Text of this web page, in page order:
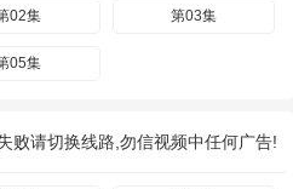
02集 第03集
05集
败请切换线路,勿信视频中任何广告!